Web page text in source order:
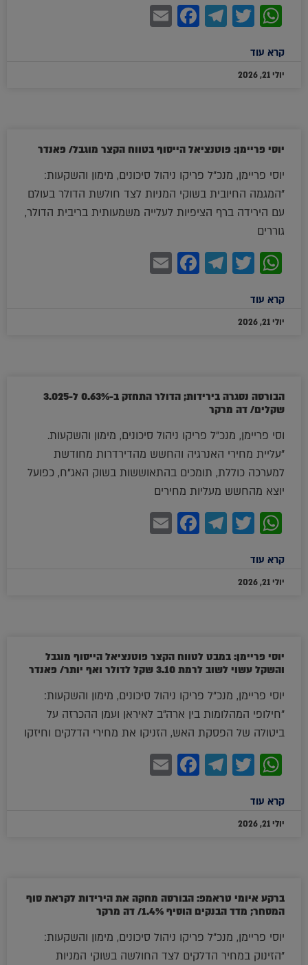
WhatsApp
Twitter
Telegram
Facebook
קרא עוד
יולי 21, 2026
יוסי פריימן: פוטנציאל הייסוף בטווח הקצר מוגבל/ פאנדר
יוסי פריימן, מנכ"ל פריקו ניהול סיכונים, מימון והשקעות:
"המגמה החיובית בשוקי המניות לצד חולשת הדולר בעולם
עם הירידה ברף הציפיות לעלייה משמעותית בריבית הדולר,
גוררים
WhatsApp
Twitter
Telegram
Facebook
קרא עוד
יולי 21, 2026
הבורסה נסגרה בירידות; הדולר התחזק ב-0.63% ל-3.025
שקלים/ דה מרקר
וסי פריימן, מנכ"ל פריקו ניהול סיכונים, מימון והשקעות.
"עליית מחירי האנרגיה והחשש מהדירדרות מחודשת
למערכה כוללת, תומכים בהתאוששות בשוק האג"ח, כפועל
יוצא מהחשש מעליות מחירים
WhatsApp
Twitter
Telegram
Facebook
קרא עוד
יולי 21, 2026
יוסי פריימן: במבט לטווח הקצר פוטנציאל הייסוף מוגבל
והשקל עשוי לשוב לרמת 3.10 שקל לדולר ואף יותר/ פאנדר
יוסי פריימן, מנכ"ל פריקו ניהול סיכונים, מימון והשקעות:
"חילופי המהלומות בין ארה"ב לאיראן ועמן ההכרזה על
ביטולה של הפסקת האש, הזניקו את מחירי הדלקים וחיזקו
WhatsApp
Twitter
Telegram
Facebook
קרא עוד
יולי 21, 2026
ברקע איומי טראמפ: הבורסה מחקה את הירידות לקראת סוף
המסחר; מדד הבנקים הוסיף 1.4%/ דה מרקר
יוסי פריימן, מנכ"ל פריקו ניהול סיכונים, מימון והשקעות:
"הזינוק במחיר הדלקים לצד החולשה בשוקי המניות